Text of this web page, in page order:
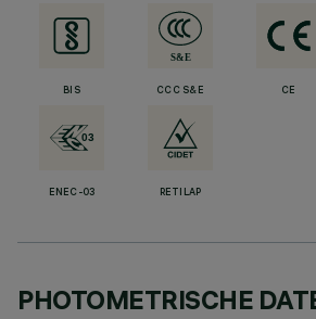
BIS CCC S&E CE
ENEC-03 RETILAP
PHOTOMETRISCHE